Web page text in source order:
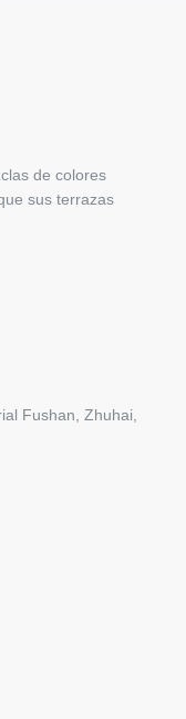
de colores
sus terrazas
Fushan, Zhuhai,